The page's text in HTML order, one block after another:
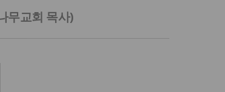
무교회 목사)